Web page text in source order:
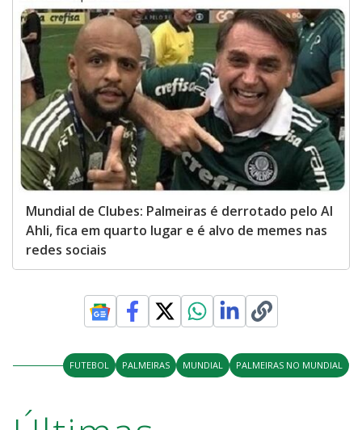
Mundial de Clubes: Palmeiras é derrotado pelo Al
Ahli, fica em quarto lugar e é alvo de memes nas
redes sociais
FUTEBOL PALMEIRAS MUNDIAL PALMEIRAS NO MUNDIAL